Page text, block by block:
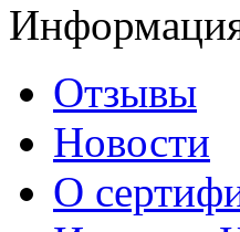
Отзывы
Новости
О